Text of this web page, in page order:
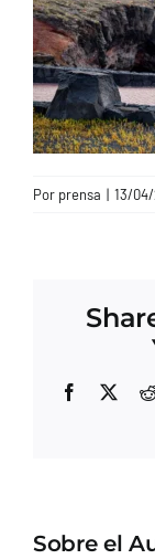
Por prensa | 13/
Facebook
X
Sobre el